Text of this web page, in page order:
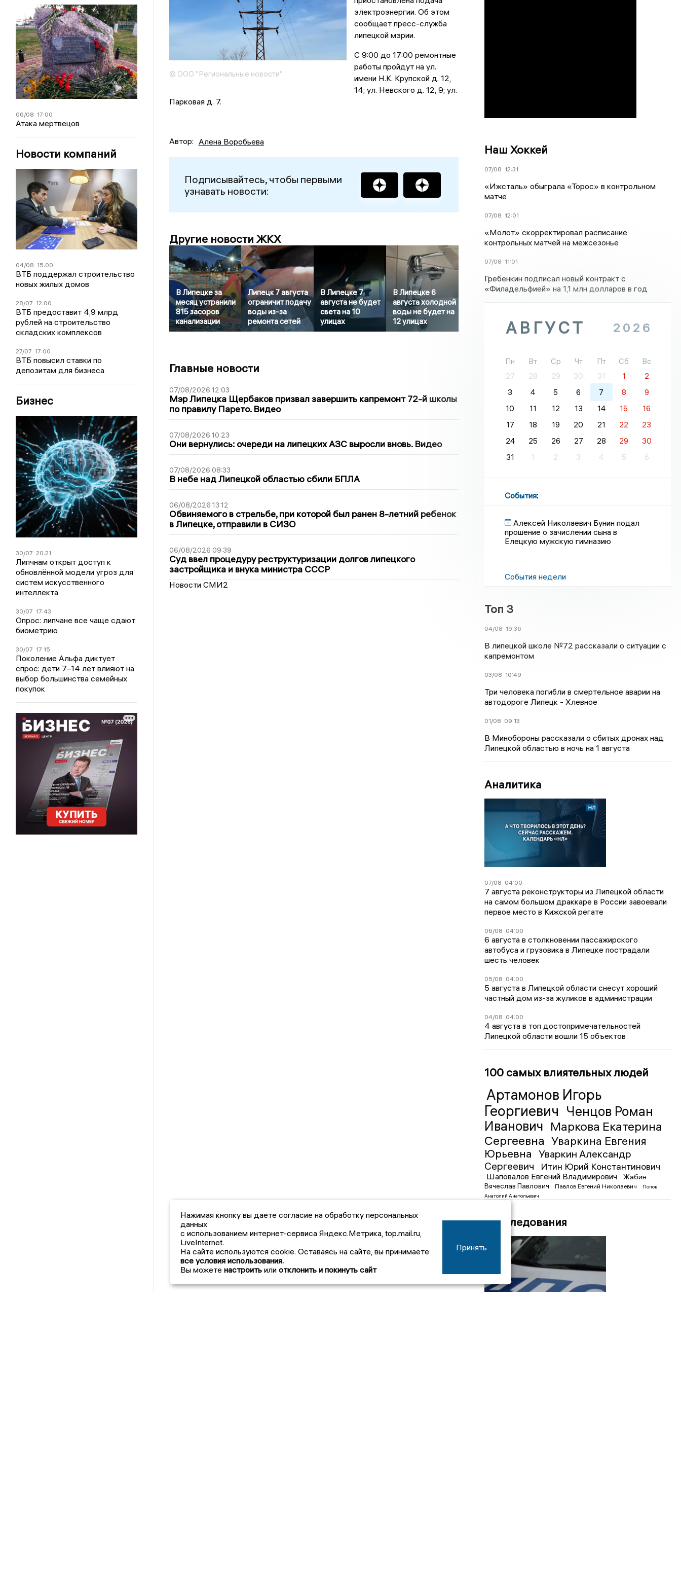
06/08 17:00
Атака мертвецов
Новости компаний
04/08 15:00
ВТБ поддержал строительство
новых жилых домов
28/07 12:00
ВТБ предоставит 4,9 млрд
рублей на строительство
складских комплексов
27/07 17:00
ВТБ повысил ставки по
депозитам для бизнеса
Бизнес
30/07 20:21
Липчнам открыт доступ к
обновлённой модели угроз для
систем искусственного
интеллекта
30/07 17:43
Опрос: липчане все чаще сдают
биометрию
30/07 17:15
Поколение Альфа диктует
спрос: дети 7–14 лет влияют на
выбор большинства семейных
покупок
© ООО "Региональные новости"
электроэнергии. Об этом
сообщает пресс-служба
липецкой мэрии.
С 9:00 до 17:00 ремонтные
работы пройдут на ул.
имени Н.К. Крупской д. 12,
14; ул. Невского д. 12, 9; ул.
Парковая д. 7.
Автор: Алена Воробьева
Подписывайтесь, чтобы первыми
узнавать новости:
Другие новости ЖКХ
В Липецке за
месяц устранили
815 засоров
канализации
Липецк 7 августа
ограничит подачу
воды из-за
ремонта сетей
В Липецке 7
августа не будет
света на 10
улицах
В Липецке 6
августа холодной
воды не будет на
12 улицах
Главные новости
07/08/2026 12:03
Мэр Липецка Щербаков призвал завершить капремонт 72-й школы
по правилу Парето. Видео
07/08/2026 10:23
Они вернулись: очереди на липецких АЗС выросли вновь. Видео
07/08/2026 08:33
В небе над Липецкой областью сбили БПЛА
06/08/2026 13:12
Обвиняемого в стрельбе, при которой был ранен 8-летний ребенок
в Липецке, отправили в СИЗО
06/08/2026 09:39
Суд ввел процедуру реструктуризации долгов липецкого
застройщика и внука министра СССР
Новости СМИ2
Наш Хоккей
07/08 12:31
«Ижсталь» обыграла «Торос» в контрольном
матче
07/08 12:01
«Молот» скорректировал расписание
контрольных матчей на межсезонье
07/08 11:01
Гребенкин подписал новый контракт с
«Филадельфией» на 1,1 млн долларов в год
АВГУСТ 2026
Пн Вт Ср Чт Пт Сб
Вс
27
28 29 30 31 1
2
3
4 5 6 7 8
9
10
11 12 13 14 15
16
17
18 19 20 21 22
23
24
25 26 27 28 29
30
31
1 2 3 4 5 6
События:
Алексей Николаевич Бунин подал
прошение о зачислении сына в
Елецкую мужскую гимназию
События недели
Топ 3
04/08 19:36
В липецкой школе №72 рассказали о ситуации с
капремонтом
03/08 10:49
Три человека погибли в смертельное аварии на
автодороге Липецк - Хлевное
01/08 09:13
В Минобороны рассказали о сбитых дронах над
Липецкой областью в ночь на 1 августа
Аналитика
07/08 04:00
7 августа реконструкторы из Липецкой области
на самом большом драккаре в России завоевали
первое место в Кижской регате
06/08 04:00
6 августа в столкновении пассажирского
автобуса и грузовика в Липецке пострадали
шесть человек
05/08 04:00
5 августа в Липецкой области снесут хороший
частный дом из-за жуликов в администрации
04/08 04:00
4 августа в топ достопримечательностей
Липецкой области вошли 15 объектов
100 самых влиятельных людей
Артамонов Игорь
Георгиевич Ченцов Роман
Иванович Маркова Екатерина
Сергеевна Уваркина Евгения
Юрьевна
Уваркин Александр
Сергеевич
Итин Юрий Константинович
Шаповалов Евгений Владимирович
Жабин
Вячеслав Павлович
Павлов Евгений Николаевич
Попов
Анатолий Анатольевич
Расследования
Нажимая кнопку вы даете согласие на обработку персональных
данных
с использованием интернет-сервиса Яндекс.Метрика, top.mail.ru,
LiveInternet.
На сайте используются cookie. Оставаясь на сайте, вы принимаете
все условия использования.
Вы можете настроить или отклонить и покинуть сайт
Принять